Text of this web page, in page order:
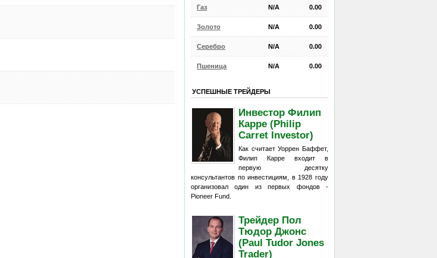
Газ N/A 0.00
Золото N/A 0.00
Серебро N/A 0.00
Пшеница N/A 0.00
УСПЕШНЫЕ ТРЕЙДЕРЫ
Инвестор Филип
Карре (Philip
Carret Investor)
Как считает Уоррен Баффет,
Филип Карре входит в
первую десятку
консультантов по инвестициям, в 1928 году
организовал один из первых фондов -
Pioneer Fund.
Трейдер Пол
Тюдор Джонс
(Paul Tudor Jones
Trader)